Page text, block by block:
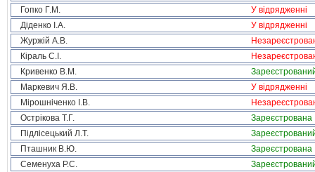
Гопко Г.М.
У відрядженні
Діденко І.А.
У відрядженні
Журжій А.В.
Кіраль С.І.
Кривенко В.М.
Маркевич Я.В.
У відрядженні
Мірошніченко І.В.
Острікова Т.Г.
Зареєстрована
Підлісецький Л.Т.
Пташник В.Ю.
Зареєстрована
Семенуха Р.С.